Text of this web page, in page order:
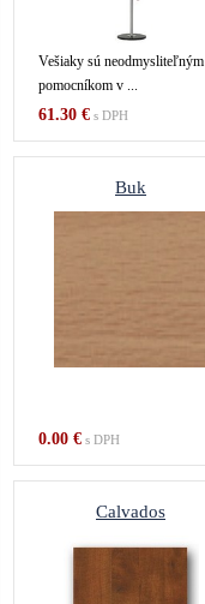
Vešiaky sú neodmysliteľným
pomocníkom v ...
61.30 €s DPH
Buk
0.00 €s DPH
Calvados